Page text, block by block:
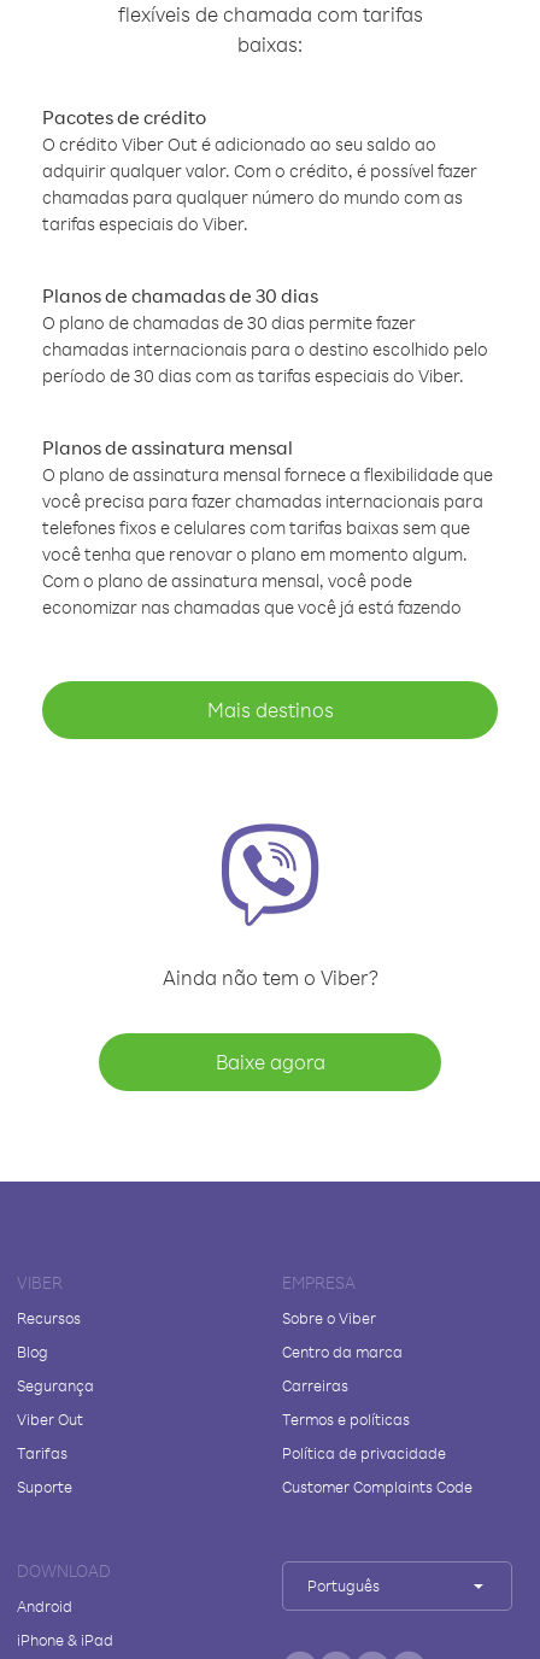
flexíveis de chamada com tarifas
baixas:
Pacotes de crédito
O crédito Viber Out é adicionado ao seu saldo ao
adquirir qualquer valor. Com o crédito, é possível fazer
chamadas para qualquer número do mundo com as
tarifas especiais do Viber.
Planos de chamadas de 30 dias
O plano de chamadas de 30 dias permite fazer
chamadas internacionais para o destino escolhido pelo
período de 30 dias com as tarifas especiais do Viber.
Planos de assinatura mensal
O plano de assinatura mensal fornece a flexibilidade que
você precisa para fazer chamadas internacionais para
telefones fixos e celulares com tarifas baixas sem que
você tenha que renovar o plano em momento algum.
Com o plano de assinatura mensal, você pode
economizar nas chamadas que você já está fazendo
Mais destinos
Ainda não tem o Viber?
Baixe agora
VIBER
Recursos
Blog
Segurança
Viber Out
Tarifas
Suporte
EMPRESA
Sobre o Viber
Centro da marca
Carreiras
Termos e políticas
Política de privacidade
Customer Complaints Code
DOWNLOAD
Android
iPhone & iPad
Português